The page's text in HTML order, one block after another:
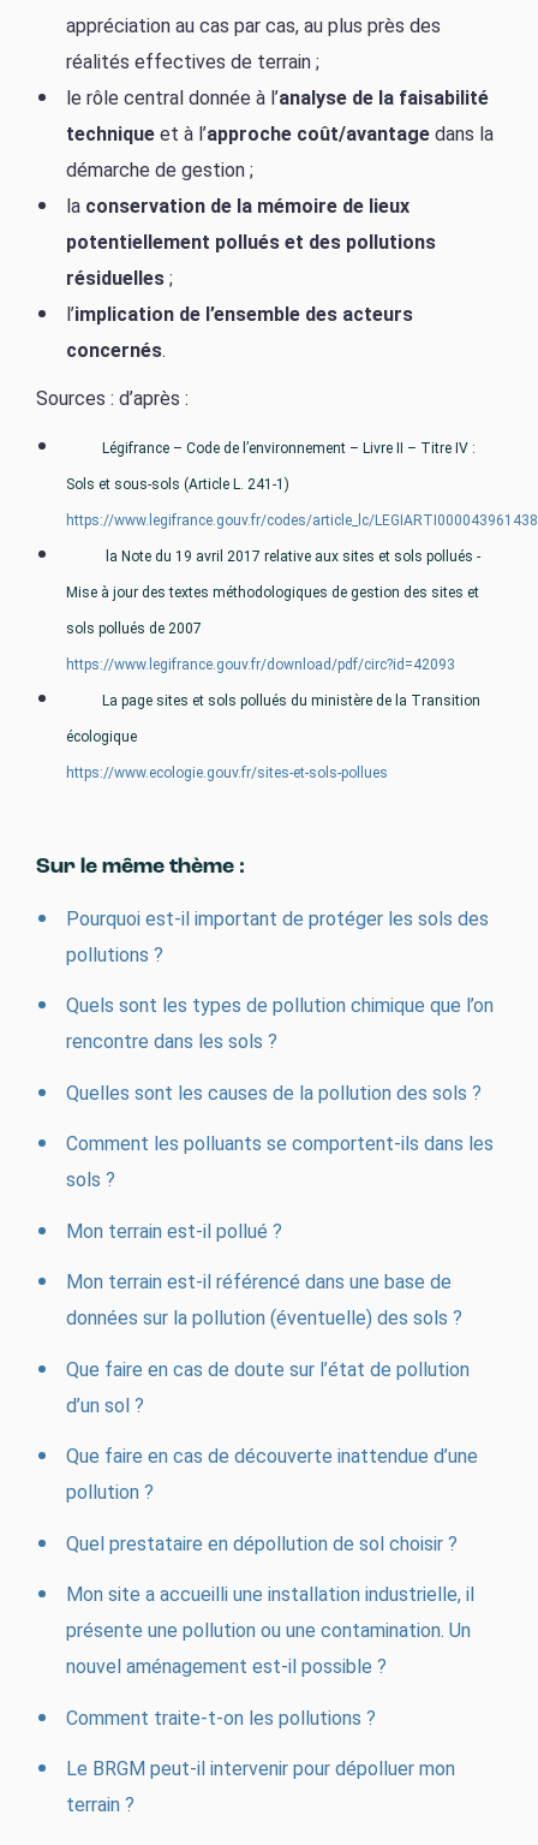
appréciation au cas par cas, au plus près des
réalités effectives de terrain ;
le rôle central donnée à l’analyse de la faisabilité
technique et à l’approche coût/avantage dans la
démarche de gestion ;
la conservation de la mémoire de lieux
potentiellement pollués et des pollutions
résiduelles ;
l’implication de l’ensemble des acteurs
concernés.
Sources : d’après :
Légifrance – Code de l’environnement – Livre II – Titre IV :
Sols et sous-sols (Article L. 241-1)
https://www.legifrance.gouv.fr/codes/article_lc/LEGIARTI000043961438
la Note du 19 avril 2017 relative aux sites et sols pollués -
Mise à jour des textes méthodologiques de gestion des sites et
sols pollués de 2007
https://www.legifrance.gouv.fr/download/pdf/circ?id=42093
La page sites et sols pollués du ministère de la Transition
écologique
https://www.ecologie.gouv.fr/sites-et-sols-pollues
Sur le même thème :
Pourquoi est-il important de protéger les sols des
pollutions ?
Quels sont les types de pollution chimique que l’on
rencontre dans les sols ?
Quelles sont les causes de la pollution des sols ?
Comment les polluants se comportent-ils dans les
sols ?
Mon terrain est-il pollué ?
Mon terrain est-il référencé dans une base de
données sur la pollution (éventuelle) des sols ?
Que faire en cas de doute sur l’état de pollution
d’un sol ?
Que faire en cas de découverte inattendue d’une
pollution ?
Quel prestataire en dépollution de sol choisir ?
Mon site a accueilli une installation industrielle, il
présente une pollution ou une contamination. Un
nouvel aménagement est-il possible ?
Comment traite-t-on les pollutions ?
Le BRGM peut-il intervenir pour dépolluer mon
terrain ?